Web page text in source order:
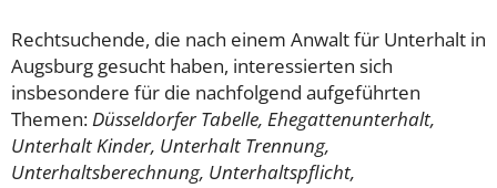
Rechtsuchende, die nach einem Anwalt für Unterhalt in
Augsburg gesucht haben, interessierten sich
insbesondere für die nachfolgend aufgeführten
Themen:Düsseldorfer Tabelle, Ehegattenunterhalt,
Unterhalt Kinder, Unterhalt Trennung,
Unterhaltsberechnung, Unterhaltspflicht,